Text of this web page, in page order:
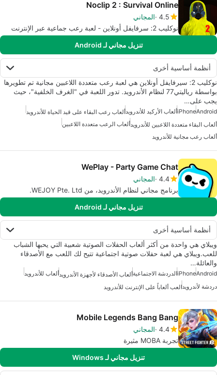
Noclip 2 : Survival Online
4.5 المجاني
نوكليب 2: سرفايفل أونلاين - لعبة رعب جماعية عبر الإنترنت
تنزيل مجاني لـ Android
أنظمة أساسية أخرى
نوكليب 2: سيرفايفل أونلاين هي لعبة رعب متعددة اللاعبين مجانية تم تطويرها
بواسطة رياليتي77 لنظام الأندرويد. تدور اللعبة في "الغرف الخلفية"، حيث
يجب على…
Android
iPhoneألعاب الأركيد للأندرويدألعاب رعب البقاء على قيد الحياة للأندرويد
ألعاب البقاء متعددة اللاعبين للأندرويدألعاب الرعب متعددة اللاعبين
ألعاب رعب مجانية للأندرويد
WePlay - Party Game Chat
4.4 المجاني
برنامج مجاني لنظام الأندرويد، من WEJOY Pte. Ltd.
تنزيل مجاني لـ Android
أنظمة أساسية أخرى
ويبلاي هي واحدة من أكثر ألعاب الحفلات الصوتية شعبية التي يحبها الشباب
للعب.ويبلاي هي لعبة حفلات صوتية اجتماعية تتيح لك اللعب مع الأصدقاء
والعائلة…
Android
iPhoneالدردشة الاجتماعيةألعاب الأصدقاء لأجهزة الأندرويدألعاب للأندرويد
دردشة لأندرويدالعب ألعاباً على الإنترنت للأندرويد
Mobile Legends Bang Bang
4.4 المجاني
تجربة MOBA مثيرة
تنزيل مجاني لـ Windows